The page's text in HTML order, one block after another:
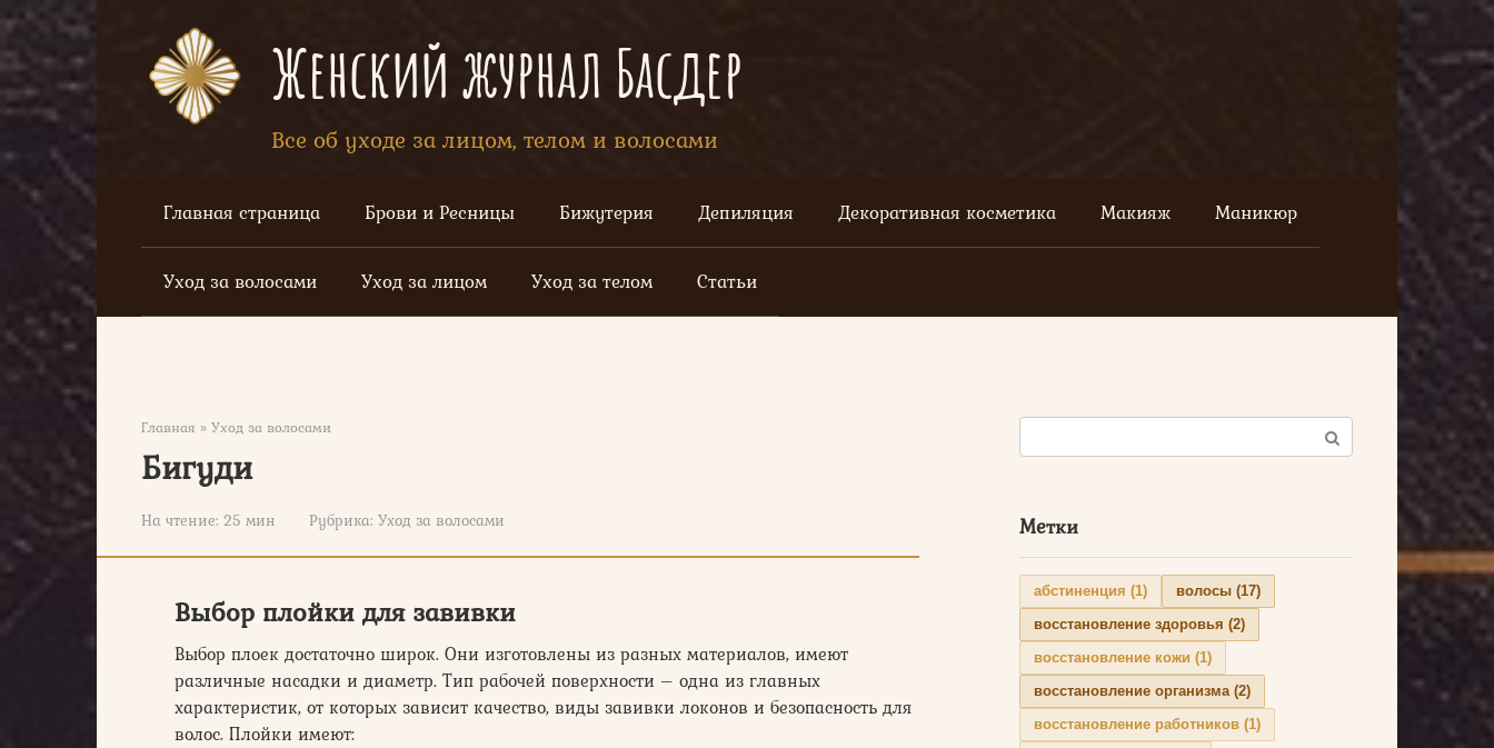
Перейти
к
контенту
Женский журнал Басдер
Все об уходе за лицом, телом и волосами
Главная страница Брови и Ресницы Бижутерия Депиляция Декоративная косметика Макияж Маникюр
Уход за волосами Уход за лицом Уход за телом Статьи
Главная » Уход за волосами
Бигуди
На чтение: 25 мин Рубрика: Уход за волосами
Выбор плойки для завивки
Выбор плоек достаточно широк. Они изготовлены из разных материалов, имеют
различные насадки и диаметр. Тип рабочей поверхности – одна из главных
характеристик, от которых зависит качество, виды завивки локонов и безопасность для
волос. Плойки имеют:
Поиск:
Метки
абстиненция (1) волосы (17)
восстановление здоровья (2)
восстановление кожи (1)
восстановление организма(2)
восстановление работников (1)